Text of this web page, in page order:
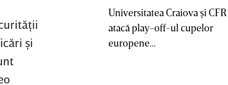
şi
Universitatea Craiova şi
atacă play-off-ul cupelor
europene...